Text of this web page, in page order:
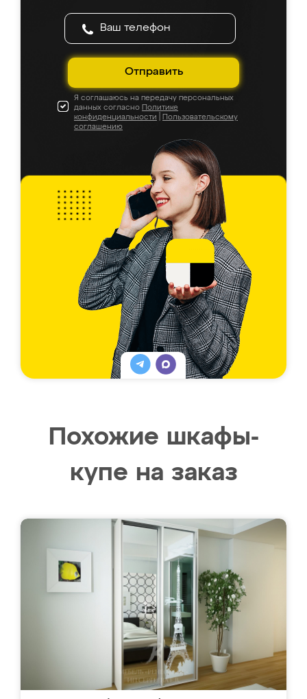
Отправить
Я соглашаюсь на передачу персональных
данных согласно Политике
конфиденциальности
Пользовательскому
соглашению
Похожие шкафы-
купе на заказ